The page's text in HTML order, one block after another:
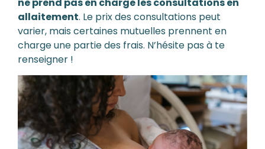
allaitement. Le prix des consultations peut
varier, mais certaines mutuelles prennent en
charge une partie des frais. N’hésite pas à te
renseigner !